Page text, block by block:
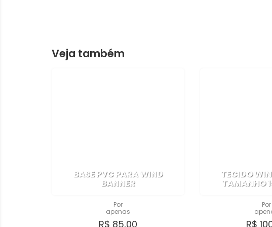
Veja também
BASE PVC PARA WIND
BANNER
Por
apenas
R$ 85,00
TECIDO
TAMANHO
Por
R$